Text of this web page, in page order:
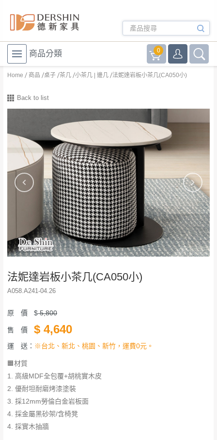
商品分類 0
Home 商品 桌子 茶几 小茶几 | 邊几 法妮達岩板小茶几(CA050小)
Back to list
法妮達岩板小茶几(CA050小)
A058.A241-04.26
原 價 $5,800
售 價 $ 4,640
運 送： ※台北、新北、桃園、新竹，運費0元。
🟧材質
1. 高級MDF全包覆+胡桃實木皮
2. 優耐坦耐磨烤漆塗裝
3. 採12mm勞倫白金岩板面
​​​​​​​4. 採金屬黑砂架/含椅凳
​​​​​​​4. 採實木抽牆